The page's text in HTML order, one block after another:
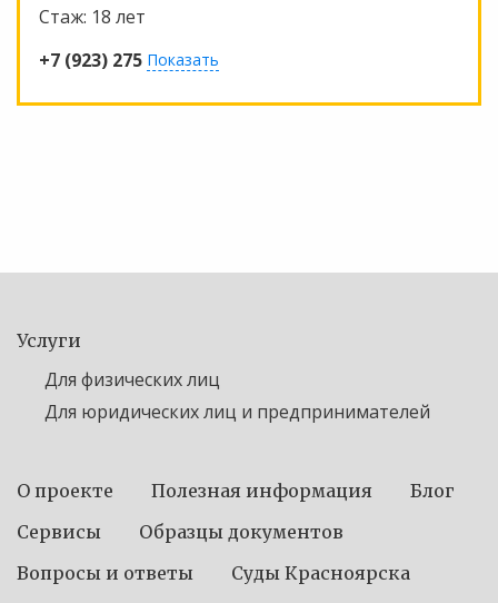
Стаж: 18 лет
+7 (923) 275 Показать
Услуги
Для физических лиц
Для юридических лиц и предпринимателей
О проекте Полезная информация
Блог
Сервисы
Образцы документов
Вопросы и ответы
Суды Красноярска